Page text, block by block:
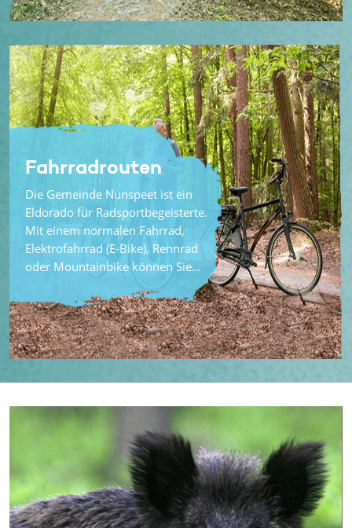
Fahrradrouten
Die Gemeinde Nunspeet ist ein
Eldorado für Radsportbegeisterte.
Mit einem normalen Fahrrad,
Elektrofahrrad (E-Bike), Rennrad
oder Mountainbike können Sie…